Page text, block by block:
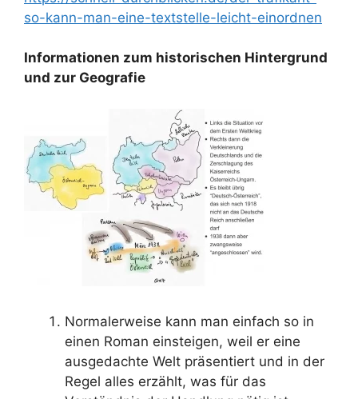
so-kann-man-eine-textstelle-leicht-einordnen
Informationen zum historischen Hintergrund
und zur Geografie
Normalerweise kann man einfach so in
einen Roman einsteigen, weil er eine
ausgedachte Welt präsentiert und in der
Regel alles erzählt, was für das